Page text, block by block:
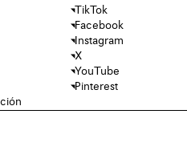
TikTok
Facebook
Instagram
X
YouTube
Pinterest